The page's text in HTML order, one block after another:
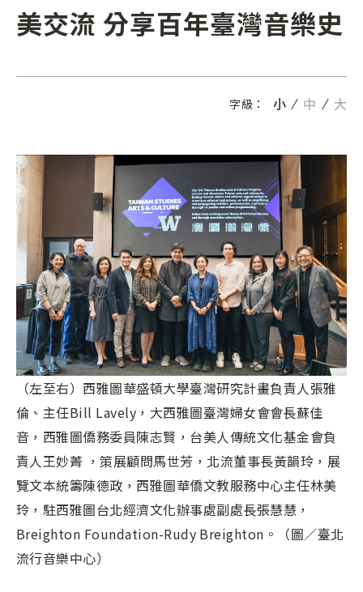
美交流 分享百年臺灣音樂史
字級： 小 中 大
（左至右）西雅圖華盛頓大學臺灣研究計畫負責人張雅
倫、主任Bill Lavely，大西雅圖臺灣婦女會會長蘇佳
音，西雅圖僑務委員陳志賢，台美人傳統文化基金會負
責人王妙菁 ，策展顧問馬世芳，北流董事長黃韻玲，展
覽文本統籌陳德政，西雅圖華僑文教服務中心主任林美
玲，駐西雅圖台北經濟文化辦事處副處長張慧慧，
Breighton Foundation-Rudy Breighton。（圖／臺北
流行音樂中心）